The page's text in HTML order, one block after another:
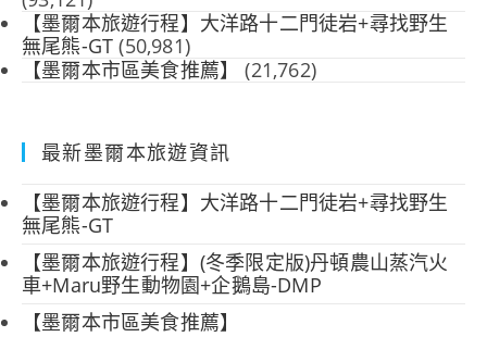
【墨爾本旅遊行程】大洋路十二門徒岩+尋找野生
無尾熊-GT (50,981)
【墨爾本市區美食推薦】
(21,762)
最新墨爾本旅遊資訊
【墨爾本旅遊行程】大洋路十二門徒岩+尋找野生
無尾熊-GT
【墨爾本旅遊行程】(冬季限定版)丹頓農山蒸汽火
車+Maru野生動物園+企鵝島-DMP
【墨爾本市區美食推薦】